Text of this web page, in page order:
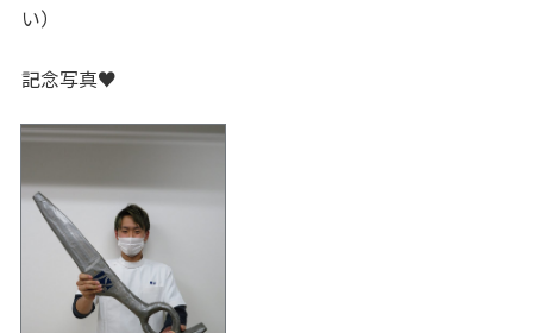
い）
記念写真♥